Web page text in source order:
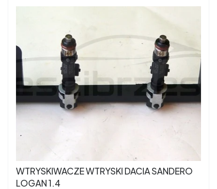
WTRYSKIWACZE WTRYSKI DACIA SANDERO
LOGAN 1.4